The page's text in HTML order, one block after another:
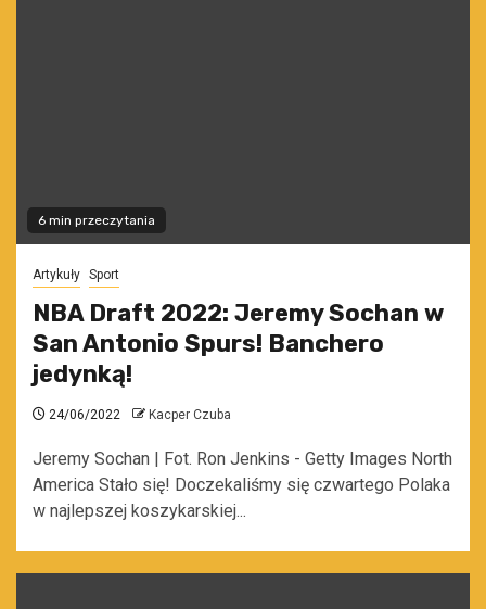
6 min przeczytania
Artykuły Sport
NBA Draft 2022: Jeremy Sochan w
San Antonio Spurs! Banchero
jedynką!
24/06/2022 Kacper Czuba
Jeremy Sochan | Fot. Ron Jenkins - Getty Images North
America Stało się! Doczekaliśmy się czwartego Polaka
w najlepszej koszykarskiej...